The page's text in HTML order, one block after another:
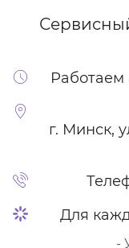
Работаем
г. Минск,
Для
-